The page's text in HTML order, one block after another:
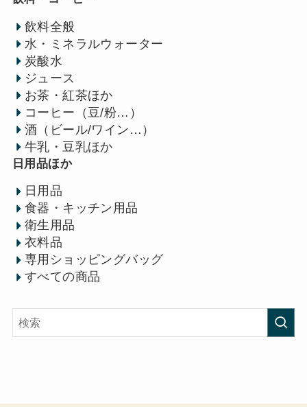
飲料全般
水・ミネラルウォーター
炭酸水
ジュース
お茶・紅茶ほか
コーヒー（豆/粉…）
酒（ビール/ワイン…）
牛乳・豆乳ほか
日用品ほか
日用品
食器・キッチン用品
衛生用品
衣料品
専用ショッピングバッグ
すべての商品